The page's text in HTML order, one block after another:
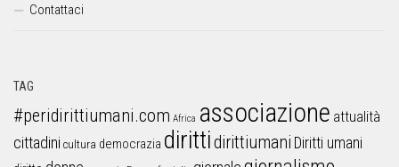
Contattaci
TAG
#peridirittiumani.com Africa associazione attualità
cittadini cultura democrazia dirittidirittiumani Diritti umani